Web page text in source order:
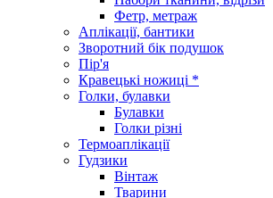
Фетр, метраж
Аплікації, бантики
Зворотний бік подушок
Пір'я
Кравецькі ножиці *
Голки, булавки
Булавки
Голки різні
Термоаплікації
Гудзики
Вінтаж
Тварини